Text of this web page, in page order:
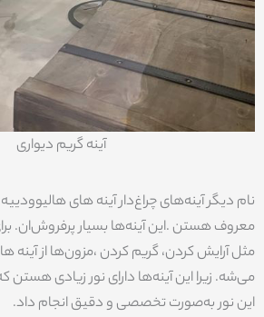
آینه گریم دیواری
نام دیگر آینه‌های چراغ‌دار آینه های
معروف هستن .این آینه‌ها بسیار پرفروش‌ان.
مثل آرایش کردن، گریم کردن ،مزون‌ها از آینه
می‌شه. زیرا این آینه‌ها دارای نور زیادی هستن
این نور به‌صورت تخصصی و دقیق انجام داد.